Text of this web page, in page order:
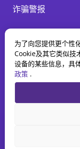
诈骗警报
CDNetworks Inc., ©
为了向您提供更个性
Cookie及其它类似技
设备的某些信息，具
政策 .